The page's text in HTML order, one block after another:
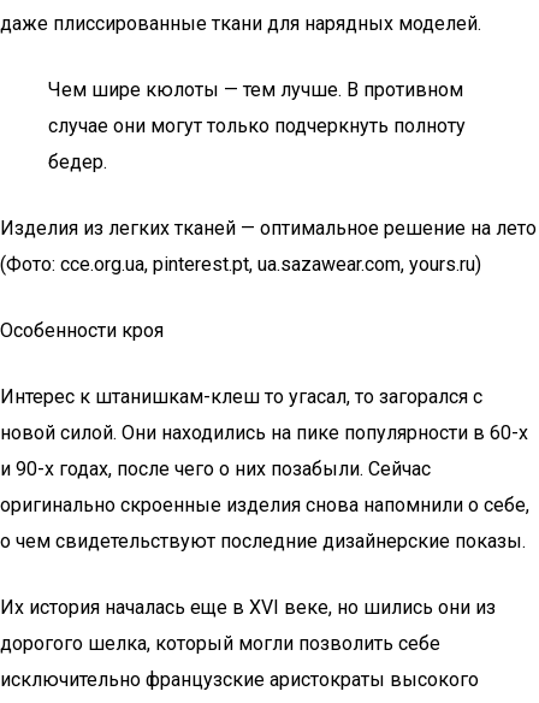
даже плиссированные ткани для нарядных моделей.
Чем шире кюлоты — тем лучше. В противном
случае они могут только подчеркнуть полноту
бедер.
Изделия из легких тканей — оптимальное решение на лето
(Фото: cce.org.ua, pinterest.pt, ua.sazawear.com, yours.ru)
Особенности кроя
Интерес к штанишкам-клеш то угасал, то загорался с
новой силой. Они находились на пике популярности в 60-х
и 90-х годах, после чего о них позабыли. Сейчас
оригинально скроенные изделия снова напомнили о себе,
о чем свидетельствуют последние дизайнерские показы.
Их история началась еще в XVI веке, но шились они из
дорогого шелка, который могли позволить себе
исключительно французские аристократы высокого